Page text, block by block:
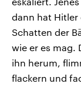
dann hat Hitler
Schatten der
wie er es mag.
ihn herum,
flackern und